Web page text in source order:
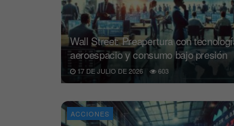
Wall Street: Preapertura con
aeroespacio y consumo bajo presión
17 DE JULIO DE 2026 603
ACCIONES